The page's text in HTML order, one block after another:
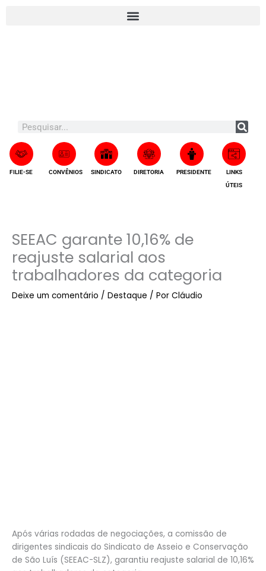
Search
FILIE-SE CONVÊNIOS SINDICATO DIRETORIA PRESIDENTE
LINKS
ÚTEIS
SEEAC garante 10,16% de
reajuste salarial aos
trabalhadores da categoria
Deixe um comentário / Destaque / Por Cláudio
Após várias rodadas de negociações, a comissão de
dirigentes sindicais do Sindicato de Asseio e Conservação
de São Luís (SEEAC-SLZ), garantiu reajuste salarial de 10,16%